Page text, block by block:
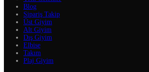
Blog
Sipariş Takip
Üst Giyim
Alt Giyim
Dış Giyim
Elbise
Takım
Plaj Giyim